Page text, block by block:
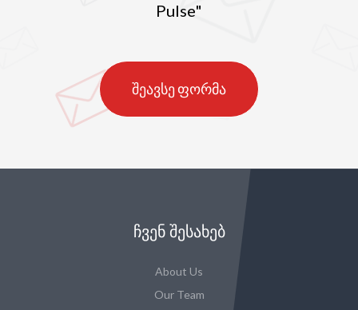
Pulse"
შეავსე ფორმა
ᲩᲕᲔᲜ ᲨᲔᲡᲐᲮᲔᲑ
About Us
Our Team